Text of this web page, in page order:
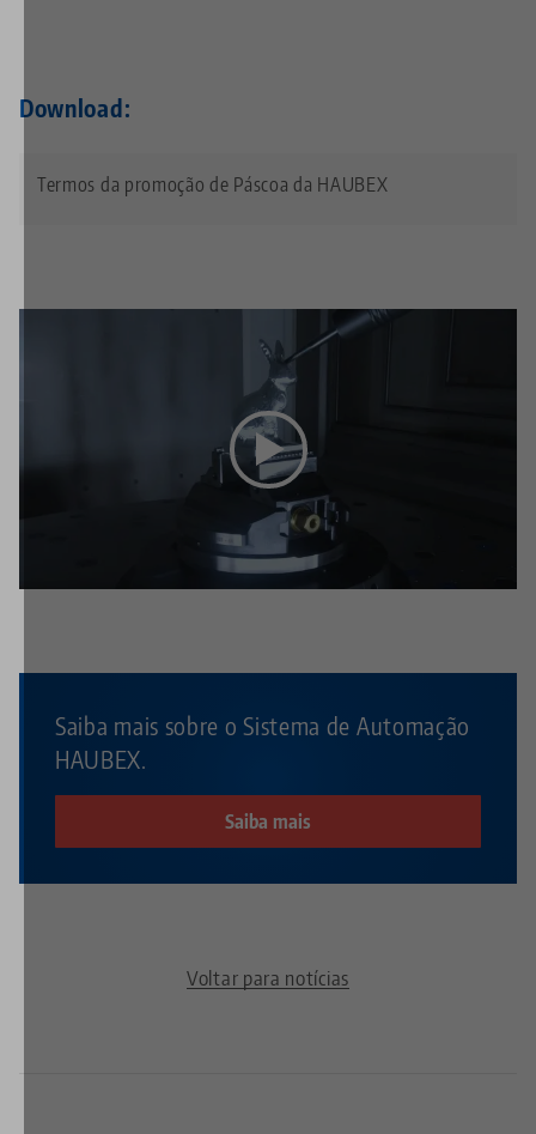
Download:
Termos da promoção de Páscoa da HAUBEX
Esse vídeo está hospedado no YouTube. Para assistir
ao vídeo, aceite os cookies de mídia no
de privacidade
Saiba mais sobre o Sistema de Automação
HAUBEX.
Saiba mais
Voltar para notícias